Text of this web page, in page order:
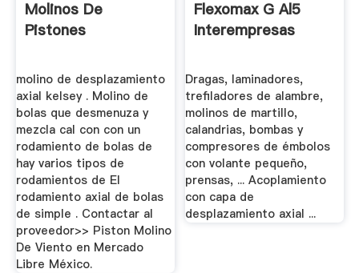
Molinos De
Pistones
molino de desplazamiento
axial kelsey . Molino de
bolas que desmenuza y
mezcla cal con con un
rodamiento de bolas de
hay varios tipos de
rodamientos de El
rodamiento axial de bolas
de simple . Contactar al
proveedor>> Piston Molino
De Viento en Mercado
Libre México.
Flexomax G Al5
Interempresas
Dragas, laminadores,
trefiladores de alambre,
molinos de martillo,
calandrias, bombas y
compresores de émbolos
con volante pequeño,
prensas, ... Acoplamiento
con capa de
desplazamiento axial ...